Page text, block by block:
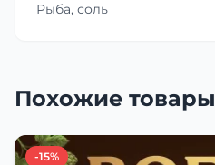
Рыба, соль
Похожие товары
-15%